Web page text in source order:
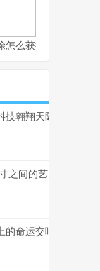
题
怎么获得，牧童专属
翱翔天际的奥秘
之间的艺术,副标题,
命运交响曲